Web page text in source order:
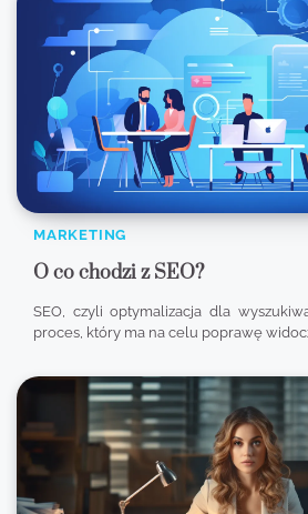
MARKETING
O co chodzi z SEO?
SEO, czyli optymalizacja dla
proces, który ma na celu poprawę